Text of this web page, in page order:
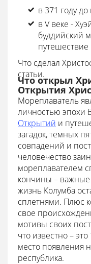
в 371 году
в V веке -
буддийский
путешествие
Что сделал
статьи.
Что открыл
Открытия
Мореплаватель
личностью эпохи
Открытий и
загадок, темных
совпадений и
человечество
мореплавателем
кончины – важные
жизнь Колумба
сплетнями. Плюс
свое
мотивы своих
что известно –
место появления
республика.